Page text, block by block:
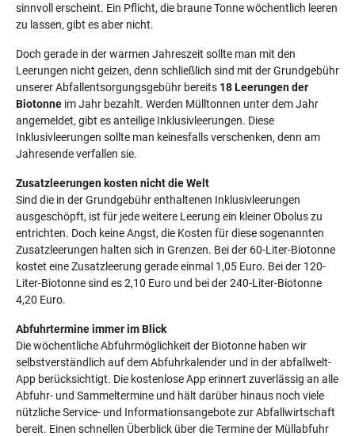
sinnvoll erscheint. Ein Pflicht, die braune Tonne wöchentlich leeren
zu lassen, gibt es aber nicht.
Doch gerade in der warmen Jahreszeit sollte man mit den
Leerungen nicht geizen, denn schließlich sind mit der Grundgebühr
unserer Abfallentsorgungsgebühr bereits 18 Leerungen der
Biotonne im Jahr bezahlt. Werden Mülltonnen unter dem Jahr
angemeldet, gibt es anteilige Inklusivleerungen. Diese
Inklusivleerungen sollte man keinesfalls verschenken, denn am
Jahresende verfallen sie.
Zusatzleerungen kosten nicht die Welt
Sind die in der Grundgebühr enthaltenen Inklusivleerungen
ausgeschöpft, ist für jede weitere Leerung ein kleiner Obolus zu
entrichten. Doch keine Angst, die Kosten für diese sogenannten
Zusatzleerungen halten sich in Grenzen. Bei der 60-Liter-Biotonne
kostet eine Zusatzleerung gerade einmal 1,05 Euro. Bei der 120-
Liter-Biotonne sind es 2,10 Euro und bei der 240-Liter-Biotonne
4,20 Euro.
Abfuhrtermine immer im Blick
Die wöchentliche Abfuhrmöglichkeit der Biotonne haben wir
selbstverständlich auf dem Abfuhrkalender und in der abfallwelt-
App berücksichtigt. Die kostenlose App erinnert zuverlässig an alle
Abfuhr- und Sammeltermine und hält darüber hinaus noch viele
nützliche Service- und Informationsangebote zur Abfallwirtschaft
bereit. Einen schnellen Überblick über die Termine der Müllabfuhr